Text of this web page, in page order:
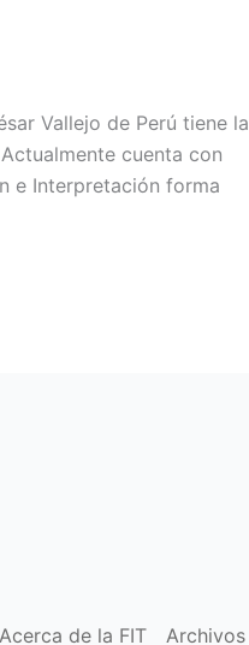
Vallejo de Perú tiene la
cuenta con
e Interpretación forma
Acerca de la FIT Archivos